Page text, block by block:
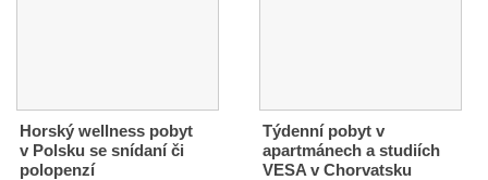
Horský wellness pobyt
v Polsku se snídaní či
polopenzí
Týdenní pobyt v
apartmánech a studiích
VESA v Chorvatsku